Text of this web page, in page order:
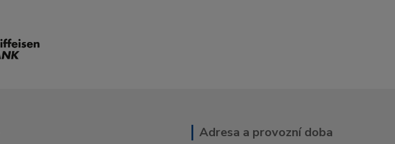
Adresa a provozní doba